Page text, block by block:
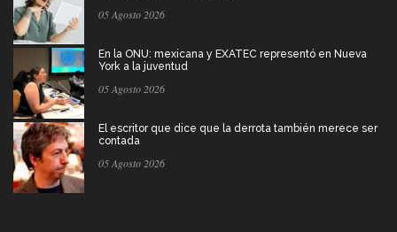
05 Agosto 2026
En la ONU: mexicana y EXATEC representó en Nueva
York a la juventud
05 Agosto 2026
El escritor que dice que la derrota también merece ser
contada
05 Agosto 2026